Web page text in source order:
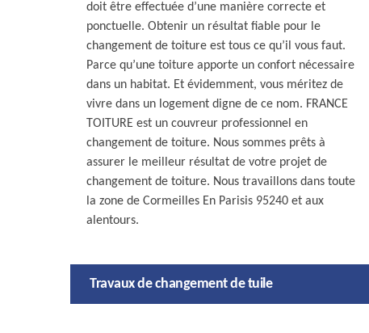
doit être effectuée d’une manière correcte et
ponctuelle. Obtenir un résultat fiable pour le
changement de toiture est tous ce qu’il vous faut.
Parce qu’une toiture apporte un confort nécessaire
dans un habitat. Et évidemment, vous méritez de
vivre dans un logement digne de ce nom. FRANCE
TOITURE est un couvreur professionnel en
changement de toiture. Nous sommes prêts à
assurer le meilleur résultat de votre projet de
changement de toiture. Nous travaillons dans toute
la zone de Cormeilles En Parisis 95240 et aux
alentours.
Travaux de changement de tuile